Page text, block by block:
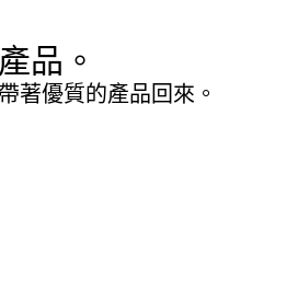
品。
著優質的產品回來。